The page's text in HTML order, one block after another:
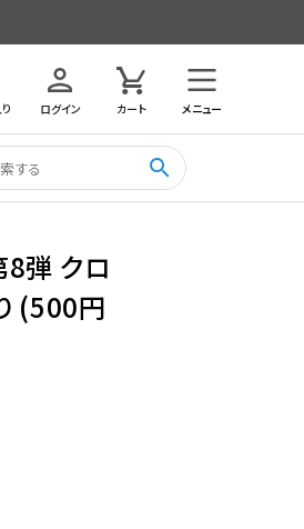
ログイン カート メニュー
search
8弾 クロ
(500円